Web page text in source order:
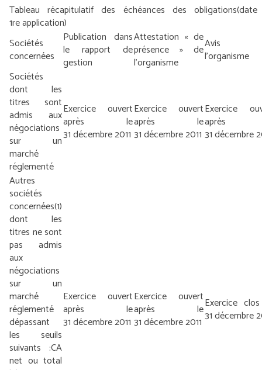
Tableau récapitulatif des échéances des obligations
1reapplication)
Sociétés
concernées
Publication dans
le rapport de
gestion
Attestation « de
présence » de
l’organisme
Avis
l’organisme
Sociétés
dont les
titres sont
admis aux
négociations
sur un
marché
réglementé
Exercice ouvert
après le
31 décembre 2011
Exercice ouvert
après le
31 décembre 2011
Exercice
après
31 décembre
Autres
sociétés
concernées(1)
dont les
titres ne sont
pas admis
aux
négociations
sur un
marché
réglementé
dépassant
les seuils
suivants :CA
net ou total
Exercice ouvert
après le
31 décembre 2011
Exercice ouvert
après le
31 décembre 2011
Exercice
31 décembre